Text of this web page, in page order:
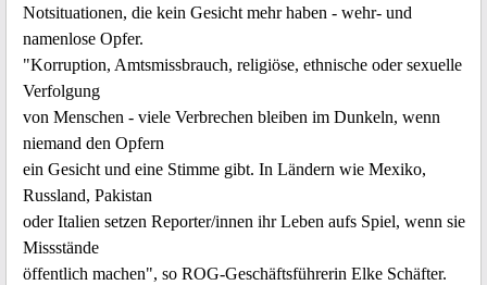
Notsituationen, die kein Gesicht mehr haben - wehr- und
namenlose Opfer.
"Korruption, Amtsmissbrauch, religiöse, ethnische oder sexuelle
Verfolgung
von Menschen - viele Verbrechen bleiben im Dunkeln, wenn
niemand den Opfern
ein Gesicht und eine Stimme gibt. In Ländern wie Mexiko,
Russland, Pakistan
oder Italien setzen Reporter/innen ihr Leben aufs Spiel, wenn sie
Missstände
öffentlich machen", so ROG-Geschäftsführerin Elke Schäfter.